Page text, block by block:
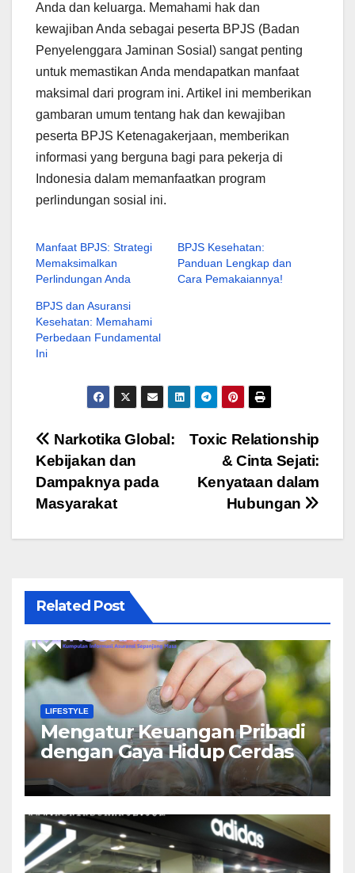
Anda dan keluarga. Memahami hak dan
kewajiban Anda sebagai peserta BPJS (Badan
Penyelenggara Jaminan Sosial) sangat penting
untuk memastikan Anda mendapatkan manfaat
maksimal dari program ini. Artikel ini memberikan
gambaran umum tentang hak dan kewajiban
peserta BPJS Ketenagakerjaan, memberikan
informasi yang berguna bagi para pekerja di
Indonesia dalam memanfaatkan program
perlindungan sosial ini.
Manfaat BPJS: Strategi
Memaksimalkan
Perlindungan Anda
BPJS Kesehatan:
Panduan Lengkap dan
Cara Pemakaiannya!
BPJS dan Asuransi
Kesehatan: Memahami
Perbedaan Fundamental
Ini
Navigasi
pos
Toxic Relationship
& Cinta Sejati:
Kenyataan dalam
Hubungan
Narkotika Global:
Kebijakan dan
Dampaknya pada
Masyarakat
Related Post
LIFESTYLE
Mengatur Keuangan Pribadi
dengan Gaya Hidup Cerdas